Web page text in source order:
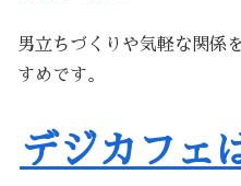
男立ちづくりや気軽な関係
すめです。
デジカフェ